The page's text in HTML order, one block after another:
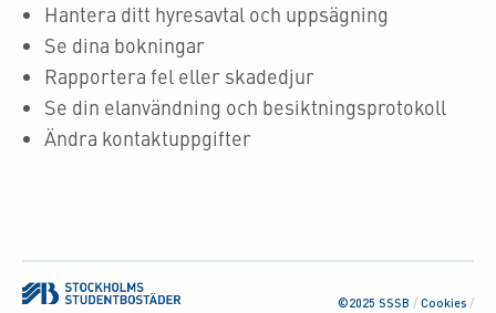
Hantera ditt hyresavtal och uppsägning
Se dina bokningar
Rapportera fel eller skadedjur
Se din elanvändning och besiktningsprotokoll
Ändra kontaktuppgifter
©2025 SSSB / Cookies /